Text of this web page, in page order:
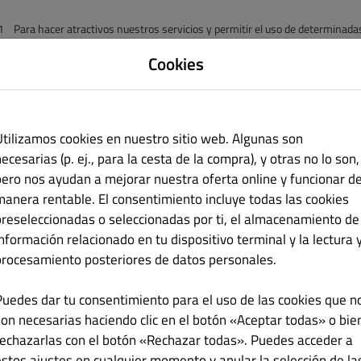
Para hacer atractivos nuestros servicios y permitir el uso de
en su dispositivo final y se asigna al navegador que está
es decir, después de cerrar el navegador (cookies de
su
navegador la próxima
vez que visite nuestro sitio web (cookies
sobre la instalación
decookies y realizar una aceptación de cookies personalizada o excluir la
Para más información,
consulte la función de ayuda desu navegador de Internet. Si no acepta
limitada. Al aceptar nuestro
"banner de cookies", usted presta su
consentimiento para el tratamiento
el tratamiento de estos
datos personales se lleva a cabo con base enel artículo 6, apartado 1,
Utilizamos Adobe Analytics, un servicio proporcionado por Adobe
Campus, Dublín 24,
República de Irlanda; "Adobe"). Este servicio utiliza cookies que se
Cookies
cookies en nuestro sitio web. Algunas son
(p. ej., para la cesta de la compra), y otras no lo son,
nos ayudan a mejorar nuestra oferta online y funcionar de
rentable. El consentimiento incluye todas las cookies
o seleccionadas por ti, el almacenamiento de
relacionado en tu dispositivo terminal y la lectura
posteriores de datos personales.
dar tu consentimiento para el uso de las cookies que
necesarias haciendo clic en el botón «Aceptar todas» o
con el botón «Rechazar todas». Puedes acceder a